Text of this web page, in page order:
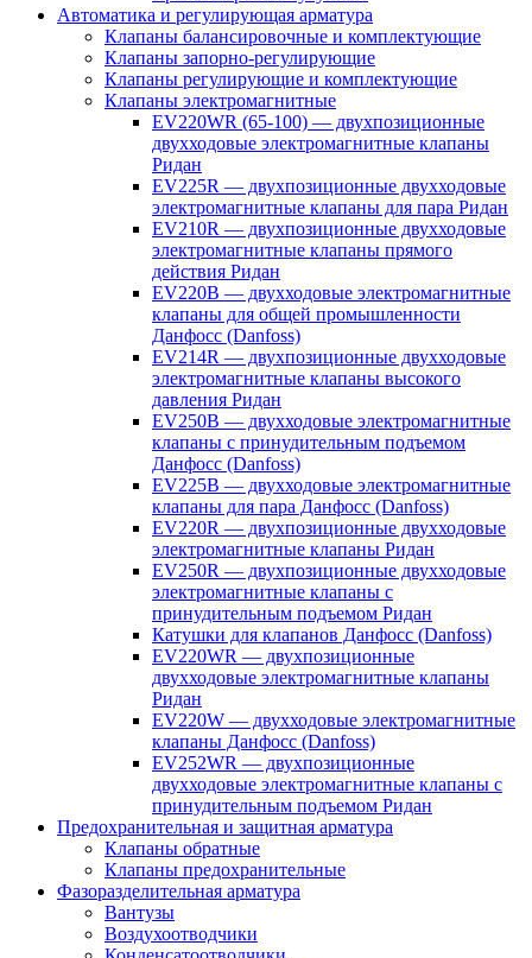
Автоматика и регулирующая арматура
Клапаны балансировочные и комплектующие
Клапаны запорно-регулирующие
Клапаны регулирующие и комплектующие
Клапаны электромагнитные
EV220WR (65-100) — двухпозиционные
двухходовые электромагнитные клапаны
Ридан
EV225R — двухпозиционные двухходовые
электромагнитные клапаны для пара Ридан
EV210R — двухпозиционные двухходовые
электромагнитные клапаны прямого
действия Ридан
EV220B — двухходовые электромагнитные
клапаны для общей промышленности
Данфосс (Danfoss)
EV214R — двухпозиционные двухходовые
электромагнитные клапаны высокого
давления Ридан
EV250B — двухходовые электромагнитные
клапаны с принудительным подъемом
Данфосс (Danfoss)
EV225B — двухходовые электромагнитные
клапаны для пара Данфосс (Danfoss)
EV220R — двухпозиционные двухходовые
электромагнитные клапаны Ридан
EV250R — двухпозиционные двухходовые
электромагнитные клапаны с
принудительным подъемом Ридан
Катушки для клапанов Данфосс (Danfoss)
EV220WR — двухпозиционные
двухходовые электромагнитные клапаны
Ридан
EV220W — двухходовые электромагнитные
клапаны Данфосс (Danfoss)
EV252WR — двухпозиционные
двухходовые электромагнитные клапаны с
принудительным подъемом Ридан
Предохранительная и защитная арматура
Клапаны обратные
Клапаны предохранительные
Фазоразделительная арматура
Вантузы
Воздухоотводчики